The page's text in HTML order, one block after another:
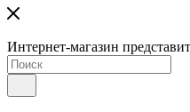
Интернет-магазин